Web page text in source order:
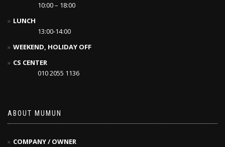
10:00 – 18:00
LUNCH
13:00-14:00
WEEKEND, HOLIDAY OFF
CS CENTER
010 2055 1136
ABOUT MUMUN
COMPANY / OWNER